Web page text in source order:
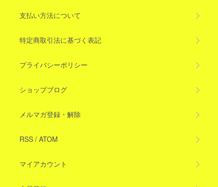
支払い方法について
特定商取引法に基づく表記
プライバシーポリシー
ショップブログ
メルマガ登録・解除
RSS / ATOM
マイアカウント